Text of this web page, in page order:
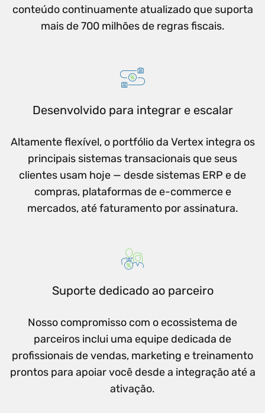
conteúdo continuamente atualizado que suporta
mais de 700 milhões de regras fiscais.
Desenvolvido para integrar e escalar
Altamente flexível, o portfólio da Vertex integra os
principais sistemas transacionais que seus
clientes usam hoje — desde sistemas ERP e de
compras, plataformas de e-commerce e
mercados, até faturamento por assinatura.
Suporte dedicado ao parceiro
Nosso compromisso com o ecossistema de
parceiros inclui uma equipe dedicada de
profissionais de vendas, marketing e treinamento
prontos para apoiar você desde a integração até a
ativação.